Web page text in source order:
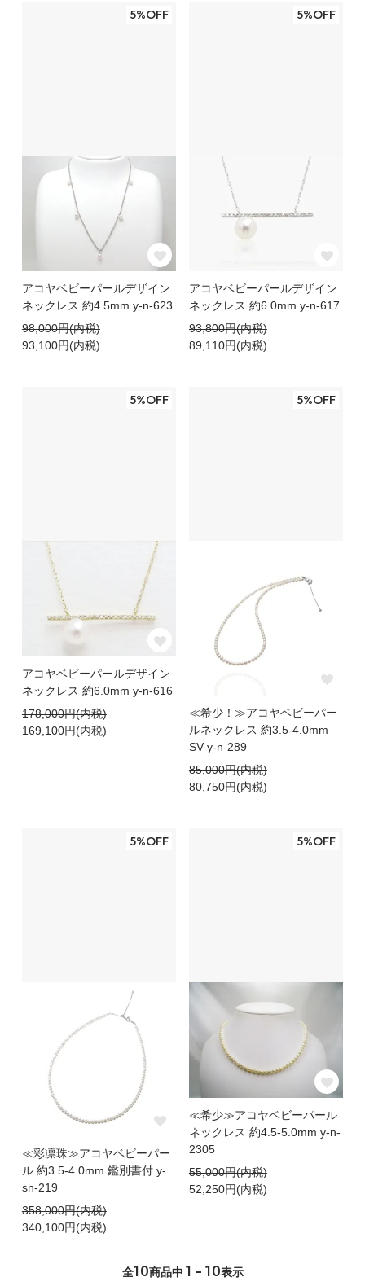
5%OFF
アコヤベビーパールデザイン
ネックレス 約4.5mm y-n-623
98,000円(内税)
93,100円(内税)
5%OFF
アコヤベビーパールデザイン
ネックレス 約6.0mm y-n-617
93,800円(内税)
89,110円(内税)
5%OFF
アコヤベビーパールデザイン
ネックレス 約6.0mm y-n-616
178,000円(内税)
169,100円(内税)
5%OFF
≪希少！≫アコヤベビーパー
ルネックレス 約3.5-4.0mm
SV y-n-289
85,000円(内税)
80,750円(内税)
5%OFF
≪彩凛珠≫アコヤベビーパー
ル 約3.5-4.0mm 鑑別書付 y-
sn-219
358,000円(内税)
340,100円(内税)
5%OFF
≪希少≫アコヤベビーパール
ネックレス 約4.5-5.0mm y-n-
2305
55,000円(内税)
52,250円(内税)
全10商品中 1 - 10表示